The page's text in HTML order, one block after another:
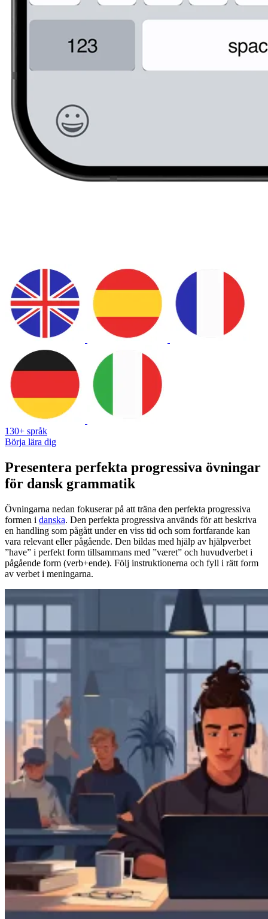
130+ språk
Börja lära dig
Presentera perfekta progressiva övningar
för dansk grammatik
Övningarna nedan fokuserar på att träna den perfekta progressiva
formen i danska. Den perfekta progressiva används för att beskriva
en handling som pågått under en viss tid och som fortfarande kan
vara relevant eller pågående. Den bildas med hjälp av hjälpverbet
”have” i perfekt form tillsammans med ”været” och huvudverbet i
pågående form (verb+ende). Följ instruktionerna och fyll i rätt form
av verbet i meningarna.